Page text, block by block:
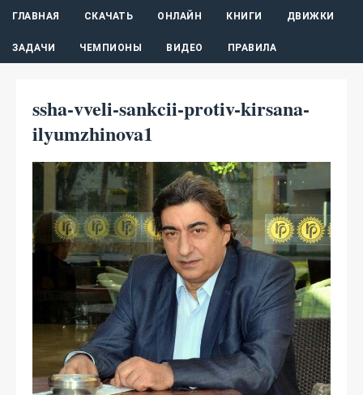
ГЛАВНАЯ СКАЧАТЬ ОНЛАЙН КНИГИ ДВИЖКИ
ЗАДАЧИ ЧЕМПИОНЫ ВИДЕО ПРАВИЛА
ssha-vveli-sankcii-protiv-kirsana-
ilyumzhinova1